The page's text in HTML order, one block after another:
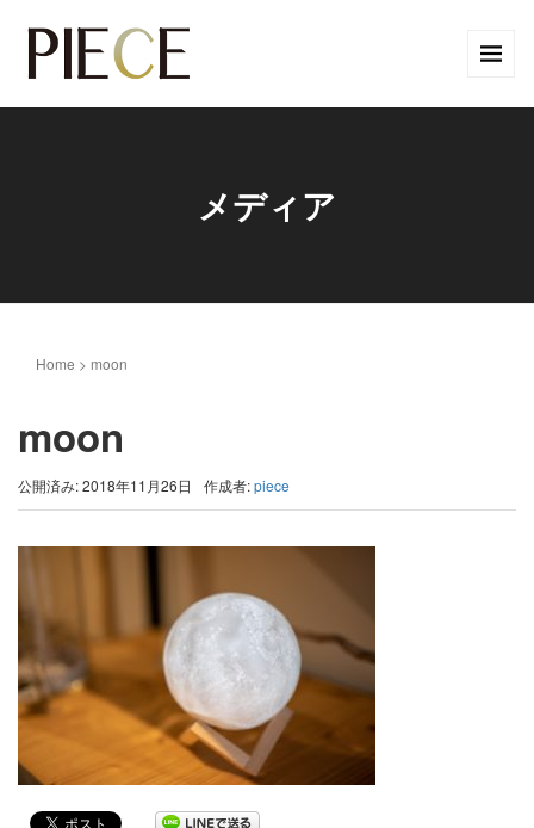
メディア
Home > moon
moon
公開済み: 2018年11月26日 作成者:piece